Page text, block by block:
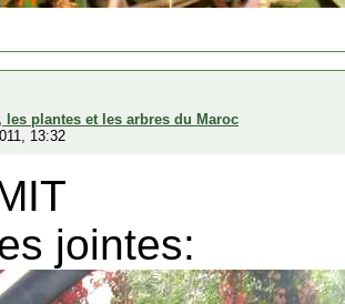
les plantes et les arbres du Maroc
13:32
jointes: